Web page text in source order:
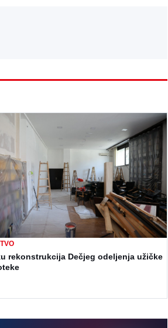
rekonstrukcija Dečjeg odeljenja užičke